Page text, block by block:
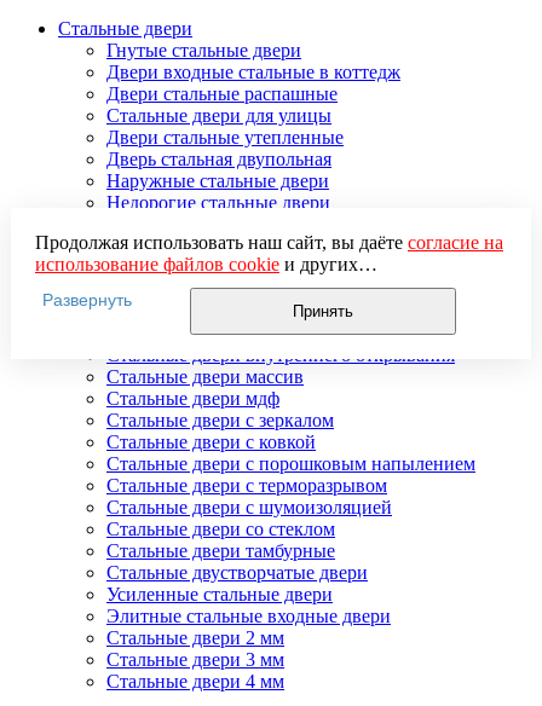
Стальные двери
Гнутые стальные двери
Двери входные стальные в коттедж
Двери стальные распашные
Стальные двери для улицы
Двери стальные утепленные
Дверь стальная двупольная
Наружные стальные двери
Недорогие стальные двери
Стальная дверь в дом
Стальная дверь на дачу
Стальные взломостойкие двери
Стальные входные двери в квартиру
Стальные двери в подъезд
Стальные двери внутреннего открывания
Стальные двери массив
Стальные двери мдф
Стальные двери с зеркалом
Стальные двери с ковкой
Стальные двери с порошковым напылением
Стальные двери с терморазрывом
Стальные двери с шумоизоляцией
Стальные двери со стеклом
Стальные двери тамбурные
Стальные двустворчатые двери
Усиленные стальные двери
Элитные стальные входные двери
Стальные двери 2 мм
Стальные двери 3 мм
Стальные двери 4 мм
Продолжая использовать наш сайт, вы даёте согласие на
использование файлов cookieи других
пользовательских данных (включая IP-адрес, сведения о
местоположении, устройстве, действиях на сайте и т. п.)
для функционирования сайта, проведения
использования систем аналитики (например,
Яндекс.Метрика), в соответствии с нашей
обработки персональных данных.
Если вы не хотите, чтобы ваши данные обрабатывались,
настройте ограничения в браузере или покиньте сайт.
Развернуть
Принять